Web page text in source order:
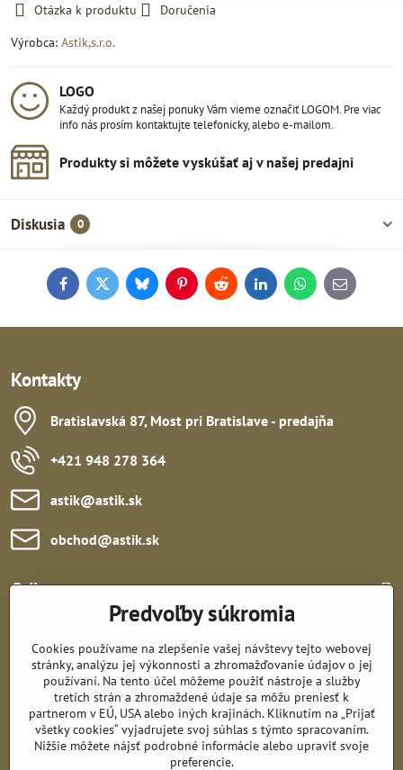
Otázka k produktu
Doručenia
Výrobca: Astik,s.r.o.
LOGO
Každý produkt z našej ponuky Vám vieme označiť LOGOM. Pre viac
info nás prosím kontaktujte telefonicky, alebo e-mailom.
Produkty si môžete vyskúšať aj v našej predajni
Diskusia 0
FacebookTwitterBlueskyPinterestReddit LinkedInWhatsApp
E-
mail
Kontakty
Bratislavská 87, Most pri Bratislave - predajňa
+421 948 278 364
astik​@astik​.sk
obchod​@astik​.sk
Odkazy:
Sledujte nás:
Všetko k nákupu:
Predvoľby súkromia
Cookies používame na zlepšenie vašej návštevy tejto webovej
stránky, analýzu jej výkonnosti a zhromažďovanie údajov o jej
používaní. Na tento účel môžeme použiť nástroje a služby
tretích strán a zhromaždené údaje sa môžu preniesť k
partnerom v EÚ, USA alebo iných krajinách. Kliknutím na „Prijať
všetky cookies“ vyjadrujete svoj súhlas s týmto spracovaním.
Nižšie môžete nájsť podrobné informácie alebo upraviť svoje
preferencie.